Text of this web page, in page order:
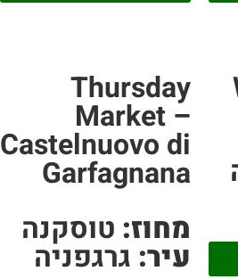
Thursday
Market –
Castelnuovo di
Garfagnana
מחוז:טוסקנה
עיר:גרגפניה